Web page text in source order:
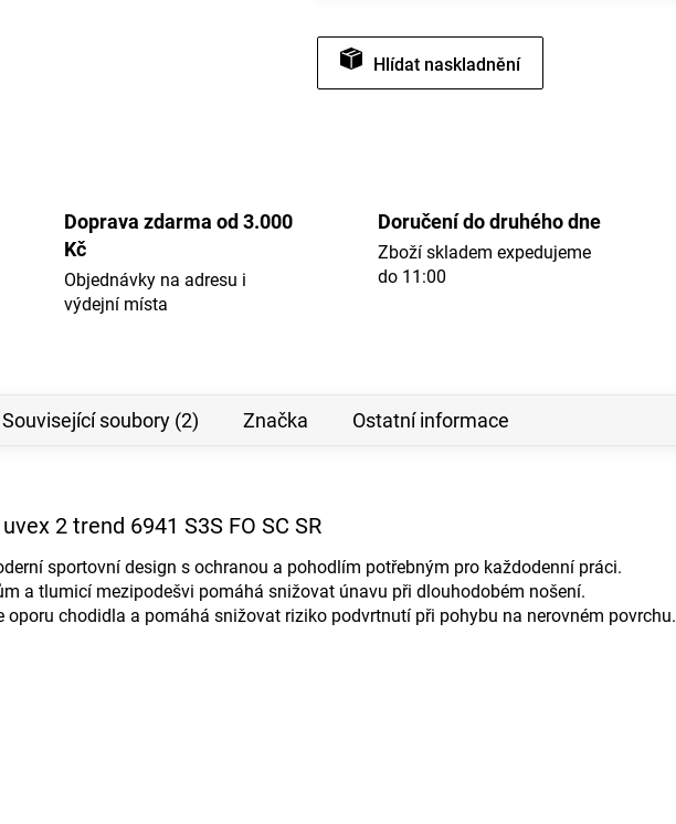
Hlídat
Doprava zdarma od 3.000
Kč
Objednávky na adresu i
výdejní místa
Doručení do druhého dne
Zboží skladem expedujeme
do 11:00
Související soubory (2) Značka Ostatní informace
2 trend 6941 S3S FO SC SR
sportovní design s ochranou a pohodlím potřebným pro každodenní práci.
a tlumicí mezipodešvi pomáhá snižovat únavu při dlouhodobém nošení.
chodidla a pomáhá snižovat riziko podvrtnutí při pohybu na nerovném povrchu.